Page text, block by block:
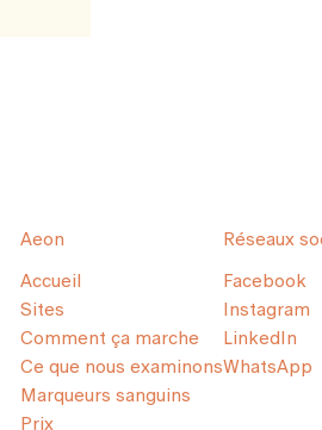
Aeon
Accueil
Sites
Comment ça marche
Ce que nous examinons
Marqueurs sanguins
Prix
Réseaux
Facebook
Instagram
LinkedIn
WhatsApp